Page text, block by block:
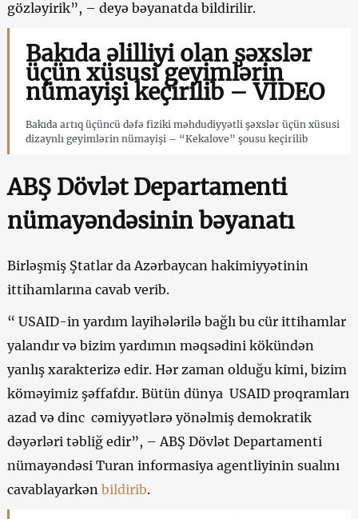
gözləyirik”, – deyə bəyanatda bildirilir.
Bakıda əlilliyi olan şəxslər
üçün xüsusi geyimlərin
nümayişi keçirilib – VİDEO
Bakıda artıq üçüncü dəfə fiziki məhdudiyyətli şəxslər üçün xüsusi
dizaynlı geyimlərin nümayişi – “Kekalove” şousu keçirilib
ABŞ Dövlət Departamenti
nümayəndəsinin bəyanatı
Birləşmiş Ştatlar da Azərbaycan hakimiyyətinin
ittihamlarına cavab verib.
“ USAID-in yardım layihələrilə bağlı bu cür ittihamlar
yalandır və bizim yardımın məqsədini kökündən
yanlış xarakterizə edir. Hər zaman olduğu kimi, bizim
köməyimiz şəffafdır. Bütün dünya USAID proqramları
azad və dinc cəmiyyətlərə yönəlmiş demokratik
dəyərləri təbliğ edir”, – ABŞ Dövlət Departamenti
nümayəndəsi Turan informasiya agentliyinin sualını
cavablayarkən bildirib.